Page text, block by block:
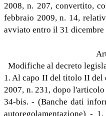
2008, n. 207, convertito,
febbraio 2009, n. 14,
avviato entro il 31 dicembre
Modifiche al decreto
1. Al capo II del titolo II del
2007, n. 231, dopo
34-bis. - (Banche dati
autoregolamentazione) -